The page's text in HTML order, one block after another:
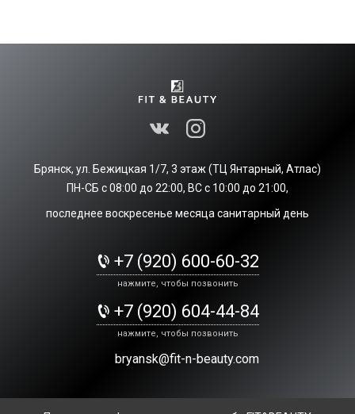
пробное занятие